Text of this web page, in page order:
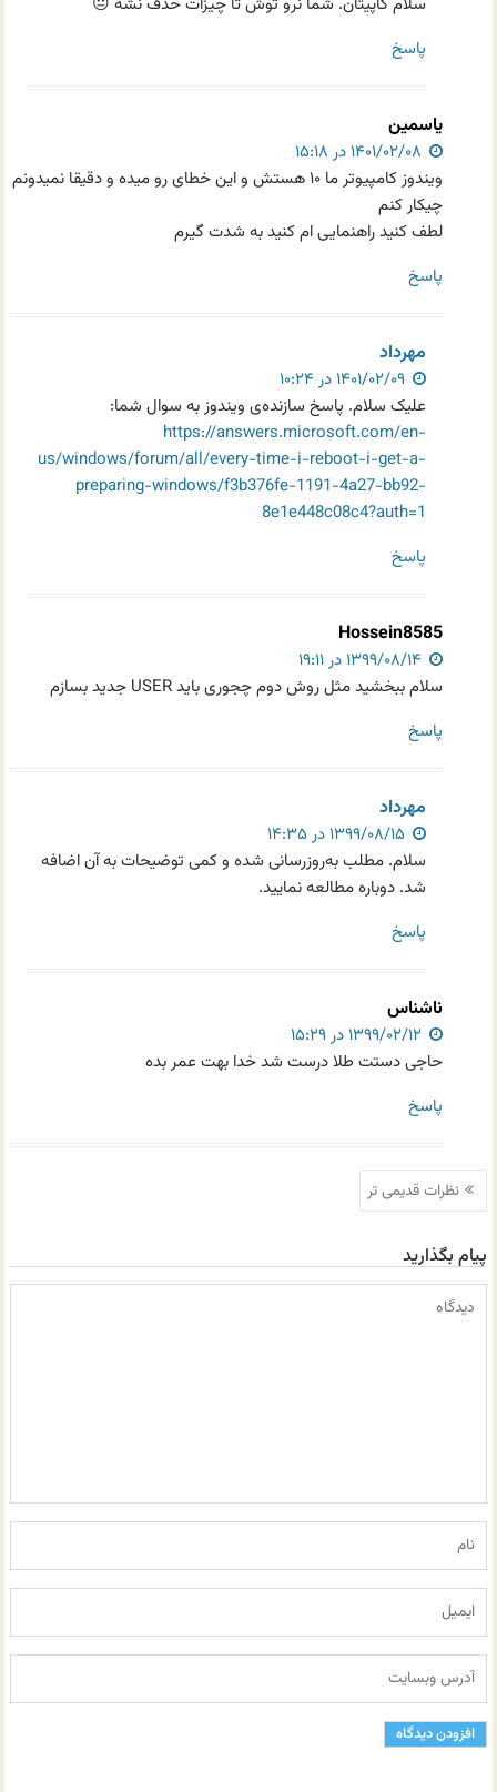
پاسخ
یاسمین
ویندوز کامپیوتر ما ۱۰ هستش و این خطای رو میده و دقیقا نمیدونم
چیکار کنم
لطف کنید راهنمایی ام کنید به شدت گیرم
پاسخ
مهرداد
علیک سلام. پاسخ سازنده‌ی ویندوز به سوال شما:
https://answers.microsoft.com/en-
us/windows/forum/all/every-time-i-reboot-i-get-a-
preparing-windows/f3b376fe-1191-4a27-bb92-
8e1e448c08c4?auth=1
پاسخ
Hossein8585
سلام ببخشید مثل روش دوم چجوری باید USER جدید بسازم
پاسخ
مهرداد
سلام. مطلب به‌روزرسانی شده و کمی توضیحات به آن اضافه
شد. دوباره مطالعه نمایید.
پاسخ
ناشناس
حاجی دستت طلا درست شد خدا بهت عمر بده
پاسخ
ناوبری
نظرات
نظرات قدیمی تر
پیام بگذارید